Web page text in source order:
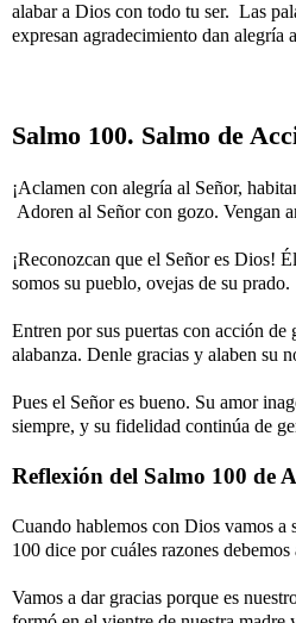
alabar a Dios con todo tu ser. Las
expresan agradecimiento dan alegría
Salmo 100. Salmo de
¡Aclamen con alegría al Señor,
Adoren al Señor con gozo. Vengan
¡Reconozcan que el Señor es Dios!
somos su pueblo, ovejas de su prado.
Entren por sus puertas con acción de
alabanza. Denle gracias y alaben su
Pues el Señor es bueno. Su amor
siempre, y su fidelidad continúa de
Reflexión del Salmo 100 de
Cuando hablemos con Dios vamos a
100 dice por cuáles razones debemos
Vamos a dar gracias porque es